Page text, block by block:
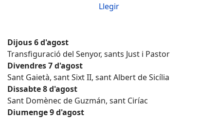
Llegir
Dijous 6 d'agost
Transfiguració del Senyor, sants Just i Pastor
Divendres 7 d'agost
Sant Gaietà, sant Sixt II, sant Albert de Sicília
Dissabte 8 d'agost
Sant Domènec de Guzmán, sant Ciríac
Diumenge 9 d'agost